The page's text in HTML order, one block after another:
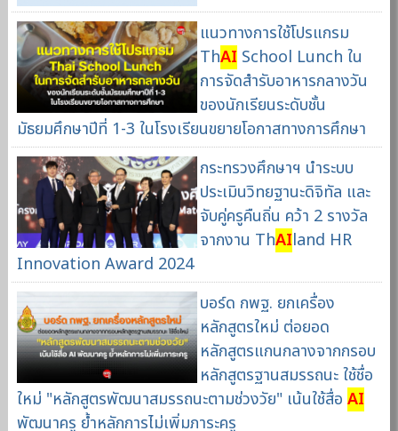
แนวทางการใช้โปรแกรม
ThAI School Lunch ใน
การจัดสำรับอาหารกลางวัน
ของนักเรียนระดับชั้น
มัธยมศึกษาปีที่ 1-3 ในโรงเรียนขยายโอกาสทางการศึกษา
กระทรวงศึกษาฯ นำระบบ
ประเมินวิทยฐานะดิจิทัล และ
จับคู่ครูคืนถิ่น คว้า 2 รางวัล
จากงาน ThAIland HR
Innovation Award 2024
บอร์ด กพฐ. ยกเครื่อง
หลักสูตรใหม่ ต่อยอด
หลักสูตรแกนกลางจากกรอบ
หลักสูตรฐานสมรรถนะ ใช้ชื่อ
ใหม่ "หลักสูตรพัฒนาสมรรถนะตามช่วงวัย" เน้นใช้สื่อAI
พัฒนาครู ย้ำหลักการไม่เพิ่มภาระครู